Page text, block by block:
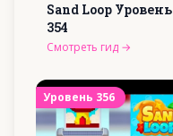
Sand Loop Уровень
354
Смотреть гид →
Уровень 356